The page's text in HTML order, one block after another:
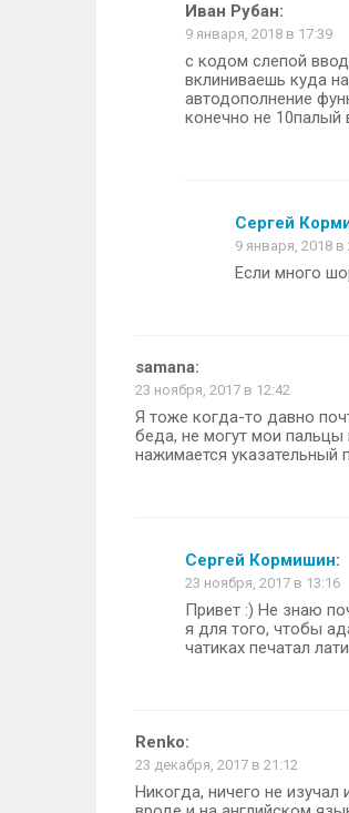
Иван Рубан:
9 января, 2018 в 17:39
с кодом слепой
вклиниваешь куда
автодополнение
конечно не 10палый
Сергей
9 января, 2018 в
Если много
samana:
23 ноября, 2017 в 12:42
Я тоже когда-то давно
беда, не могут мои пальцы
нажимается указательный
Сергей Кормишин:
23 ноября, 2017 в 13:16
Привет :) Не знаю
я для того, чтобы
чатиках печатал
Renko:
23 декабря, 2017 в 21:12
Никогда, ничего не